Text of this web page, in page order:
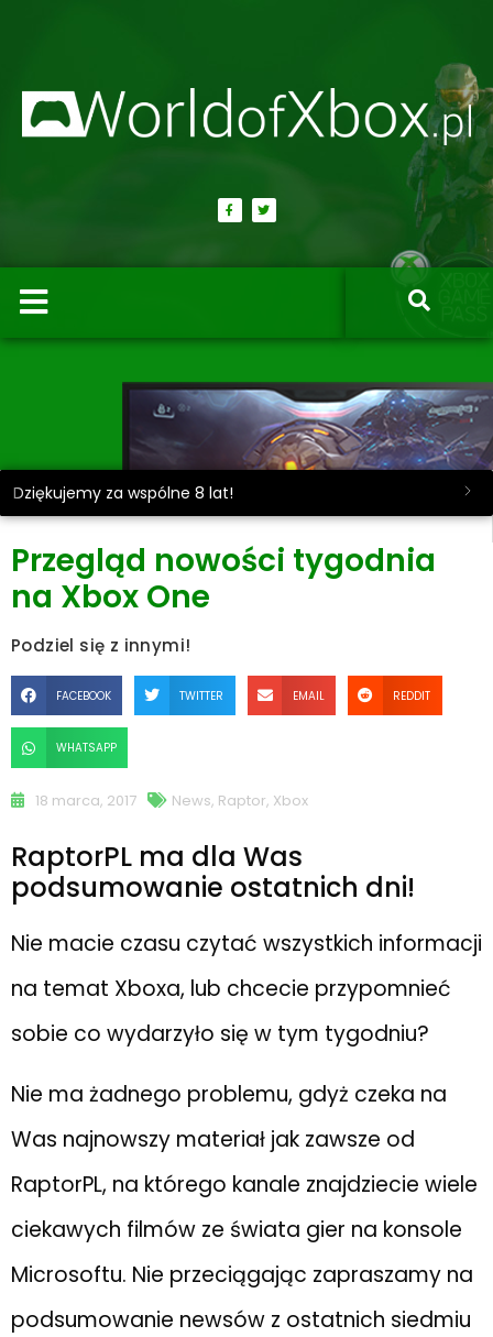
Dziękujemy za wspólne 8 lat!
Przegląd nowości tygodnia
na Xbox One
Podziel się z innymi!
FACEBOOK TWITTER EMAIL REDDIT
WHATSAPP
18 marca, 2017 News, Raptor, Xbox
RaptorPL ma dla Was
podsumowanie ostatnich dni!
Nie macie czasu czytać wszystkich informacji
na temat Xboxa, lub chcecie przypomnieć
sobie co wydarzyło się w tym tygodniu?
Nie ma żadnego problemu, gdyż czeka na
Was najnowszy materiał jak zawsze od
RaptorPL, na którego kanale znajdziecie wiele
ciekawych filmów ze świata gier na konsole
Microsoftu. Nie przeciągając zapraszamy na
podsumowanie newsów z ostatnich siedmiu